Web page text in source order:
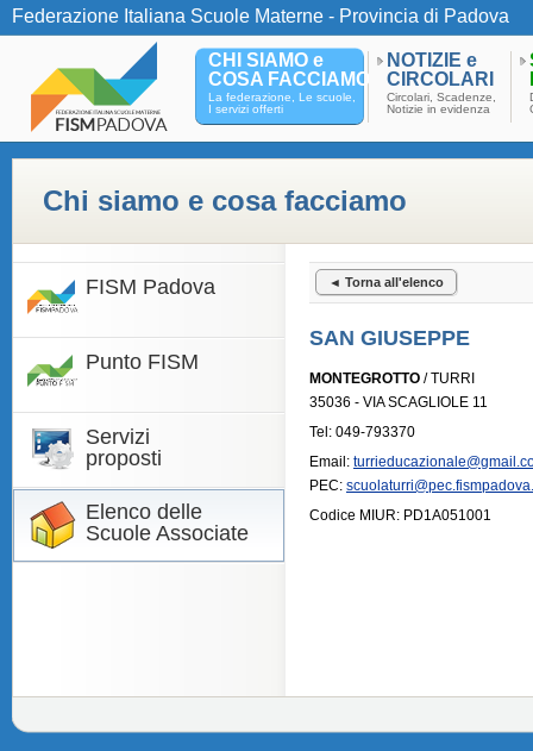
Federazione Italiana Scuole Materne - Provincia di Padova
CHI SIAMO e
COSA FACCIAMO
La federazione, Le scuole,
I servizi offerti
NOTIZIE e
CIRCOLARI
Circolari, Scadenze,
Notizie in evidenza
Chi siamo e cosa facciamo
FISM Padova
Punto FISM
Servizi
proposti
Elenco delle
Scuole Associate
◄ Torna all'elenco
SAN GIUSEPPE
MONTEGROTTO / TURRI
35036 - VIA SCAGLIOLE 11
Tel: 049-793370
Email:
PEC:
Codice MIUR: PD1A051001